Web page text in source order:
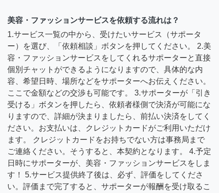
美容・ファッションサービスを依頼する流れは？
1.サービス一覧の中から、受けたいサービス（サポータ
ー）を選び、「依頼相談」ボタンを押してください。 2.美
容・ファッションサービスをしてくれるサポーターと直接
個別チャットができるようになりますので、具体的な内
容、希望日時、場所などをサポーターへお伝えください。
ここで金額などの交渉も可能です。 3.サポーターが「引き
受ける」ボタンを押したら、依頼者様側で決済が可能にな
りますので、詳細が決まりましたら、前払い決済をしてく
ださい。お支払いは、クレジットカードがご利用いただけ
ます。 クレジットカードをお持ちでない方は事務局まで
ご連絡ください。そうすると、本契約となります。 4.予定
日時にサポーターが、美容・ファッションサービスをしま
す！ 5.サービス提供終了後は、必ず、評価をしてくださ
い。評価まで完了すると、サポーターが報酬を受け取るこ